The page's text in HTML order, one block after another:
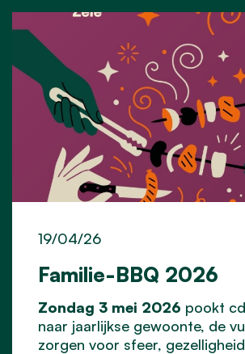
Familie-BBQ 2026
19/04/26
Zondag 3 mei 2026 pookt
naar jaarlijkse gewoonte, de
zorgen voor sfeer,